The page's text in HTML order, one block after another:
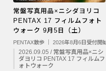
常盤写真用品×ニシダヨリコ
PENTAX 17 フィルムフォト
ウォーク 9月5日（土）
PENTAX散歩 ｜ 2026年8月6日受付開始
2026.09.05 / 常盤写真用品×ニシ
ダヨリコ PENTAX 17 フィルムフ
ォトウォーク